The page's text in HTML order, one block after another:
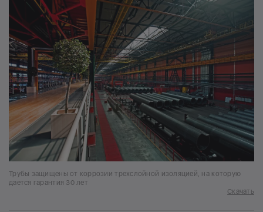
Трубы защищены от коррозии трехслойной изоляцией, на которую
дается гарантия 30 лет
Скачать